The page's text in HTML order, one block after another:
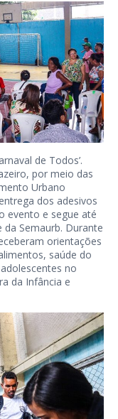
de Todos’.
por meio das
Urbano
dos adesivos
evento e segue até
da Semaurb. Durante
orientações
saúde do
no
da Infância e